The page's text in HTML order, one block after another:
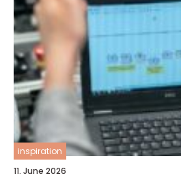
inspiration
11. June 2026